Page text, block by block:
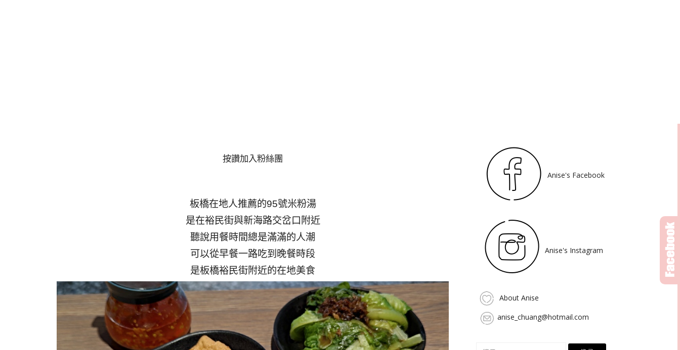
按讚加入粉絲團
板橋在地人推薦的95號米粉湯
是在裕民街與新海路交岔口附近
聽說用餐時間總是滿滿的人潮
可以從早餐一路吃到晚餐時段
是板橋裕民街附近的在地美食
Anise's Facebook
Anise's Instagram
About Anise
anise_chuang@hotmail.com